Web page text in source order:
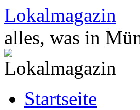
Zum
Inhalt
springen
Lokalmagazin
alles, was in
Startseite